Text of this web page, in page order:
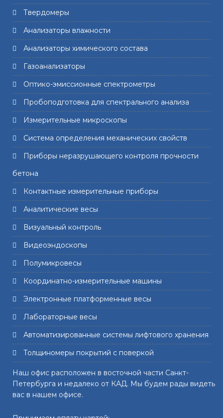
Твердомеры
Анализаторы влажности
Анализаторы химического состава
Газоанализаторы
Оптико-эмиссионные спектрометры
Пробоподготовка для спектрального анализа
Измерительные микроскопы
Система определения механических свойств
Приборы неразрушающего контроля прочности
бетона
Контактные измерительные приборы
Аналитические весы
Визуальный контроль
Видеоэндоскопы
Полумикровесы
Координатно-измерительные машины
Электронные платформенные весы
Лабораторные весы
Автоматизированные системы лифтового хранения
Толщиномеры покрытий с поверкой
Наш офис расположен в восточной части Санкт-
Петербурга и недалеко от КАД. Мы будем рады видеть
вас в нашем офисе.